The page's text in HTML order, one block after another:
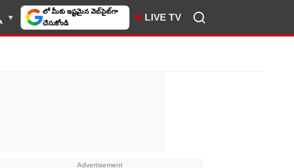
10TV సెలెక్ట్ చేసుకోండి LIVE TV